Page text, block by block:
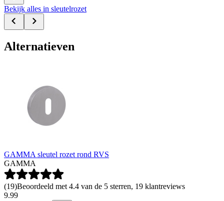
Bekijk alles in sleutelrozet
Alternatieven
GAMMA sleutel rozet rond RVS
GAMMA
(19)Beoordeeld met 4.4 van de 5 sterren, 19 klantreviews
9.99